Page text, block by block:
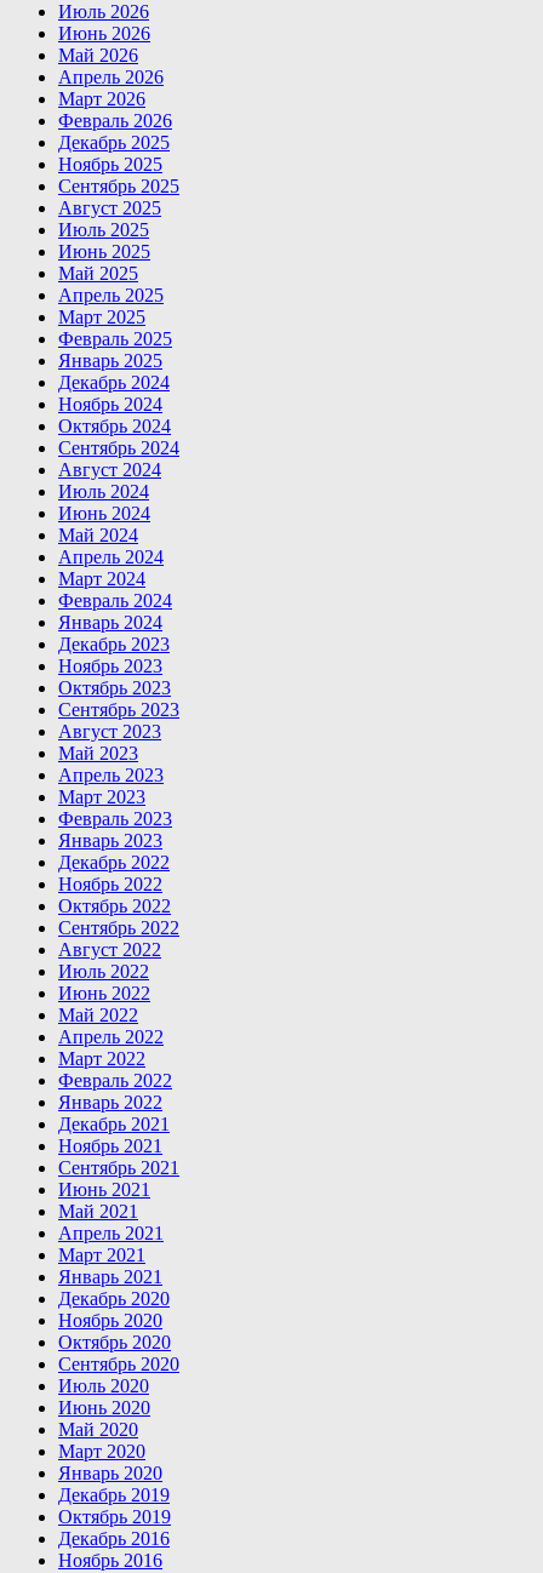
Июль 2026
Июнь 2026
Май 2026
Апрель 2026
Март 2026
Февраль 2026
Декабрь 2025
Ноябрь 2025
Сентябрь 2025
Август 2025
Июль 2025
Июнь 2025
Май 2025
Апрель 2025
Март 2025
Февраль 2025
Январь 2025
Декабрь 2024
Ноябрь 2024
Октябрь 2024
Сентябрь 2024
Август 2024
Июль 2024
Июнь 2024
Май 2024
Апрель 2024
Март 2024
Февраль 2024
Январь 2024
Декабрь 2023
Ноябрь 2023
Октябрь 2023
Сентябрь 2023
Август 2023
Май 2023
Апрель 2023
Март 2023
Февраль 2023
Январь 2023
Декабрь 2022
Ноябрь 2022
Октябрь 2022
Сентябрь 2022
Август 2022
Июль 2022
Июнь 2022
Май 2022
Апрель 2022
Март 2022
Февраль 2022
Январь 2022
Декабрь 2021
Ноябрь 2021
Сентябрь 2021
Июнь 2021
Май 2021
Апрель 2021
Март 2021
Январь 2021
Декабрь 2020
Ноябрь 2020
Октябрь 2020
Сентябрь 2020
Июль 2020
Июнь 2020
Май 2020
Март 2020
Январь 2020
Декабрь 2019
Октябрь 2019
Декабрь 2016
Ноябрь 2016